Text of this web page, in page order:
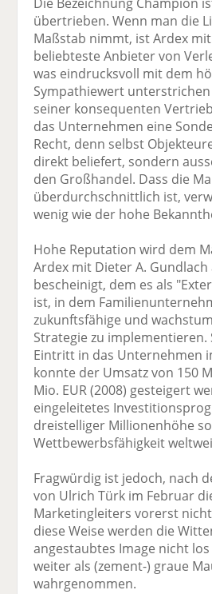
übertrieben. Wenn man die
Maßstab nimmt, ist Ardex
beliebteste Anbieter von
was eindrucksvoll mit dem
Sympathiewert
seiner konsequenten
das Unternehmen eine
Recht, denn selbst
direkt beliefert, sondern
den Großhandel. Dass die
überdurchschnittlich ist,
wenig wie der hohe
Hohe Reputation wird dem
Ardex mit Dieter A. Gundlach
bescheinigt, dem es als
ist, in dem
zukunftsfähige und
Strategie zu implementieren.
Eintritt in das Unternehmen
konnte der Umsatz von 150
Mio. EUR (2008) gesteigert
eingeleitetes
dreistelliger Millionenhöhe
Wettbewerbsfähigkeit
Fragwürdig ist jedoch, nach
von Ulrich Türk im Februar
Marketingleiters vorerst
diese Weise werden die
angestaubtes Image nicht
weiter als (zement-) graue
wahrgenommen.